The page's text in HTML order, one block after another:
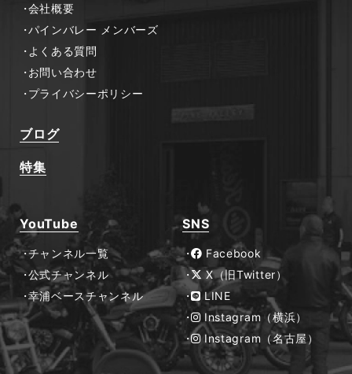
会社概要
パインバレー メンバーズ
よくある質問
お問い合わせ
プライバシーポリシー
ブログ
特集
YouTube
チャンネル一覧
公式チャンネル
幸浦ベースチャンネル
SNS
Facebook
X（旧Twitter）
LINE
Instagram（横浜）
Instagram（名古屋）